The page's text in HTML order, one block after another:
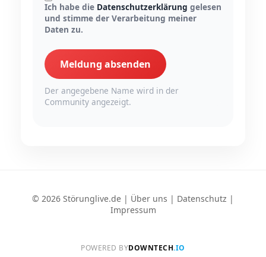
Ich habe die Datenschutzerklärung gelesen
und stimme der Verarbeitung meiner
Daten zu.
Meldung absenden
Der angegebene Name wird in der
Community angezeigt.
© 2026 Störunglive.de | Über uns | Datenschutz |
Impressum
POWERED BYDOWNTECH.IO